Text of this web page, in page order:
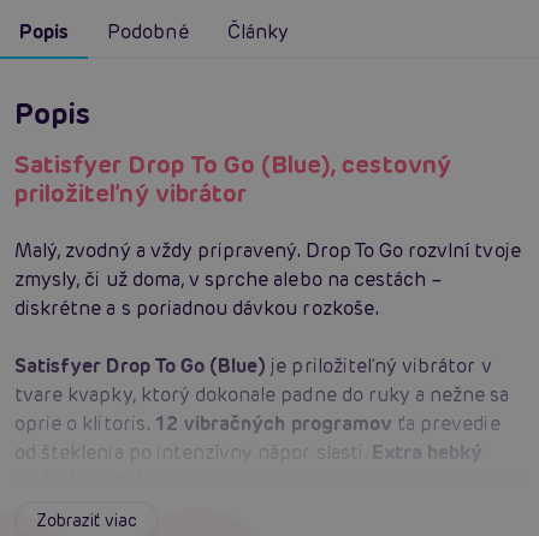
Popis Podobné Články
Popis
Satisfyer Drop To Go (Blue), cestovný
priložiteľný vibrátor
Malý, zvodný a vždy pripravený. Drop To Go rozvlní tvoje
zmysly, či už doma, v sprche alebo na cestách –
diskrétne a s poriadnou dávkou rozkoše.
Satisfyer Drop To Go (Blue) je priložiteľný vibrátor v
tvare kvapky, ktorý dokonale padne do ruky a nežne sa
oprie o klitoris. 12 vibračných programov ťa prevedie
od šteklenia po intenzívny nápor slasti. Extra hebký
a maximálne hygienický.
Zobraziť viac